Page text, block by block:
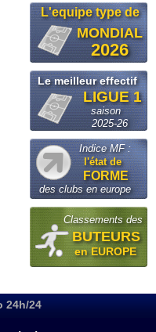
L'equipe type de
MONDIAL
2026
Le meilleur effectif
LIGUE 1
saison
2025-26
Indice MF :
l'état de
FORME
des clubs en europe
Classements des
BUTEURS
en EUROPE
24h/24